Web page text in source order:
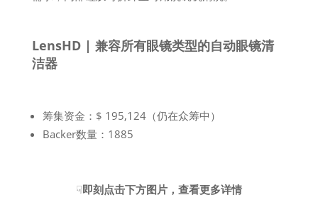
LensHD | 兼容所有眼镜类型的自动眼镜清
洁器
筹集资金：$ 195,124（仍在众筹中）
Backer数量：1885
☟即刻点击下方图片，查看更多详情